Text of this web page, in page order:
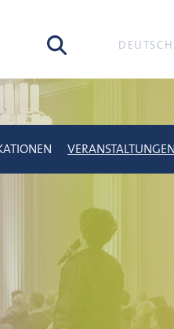
Suche DEUTSCH
VERANSTALTUNGEN